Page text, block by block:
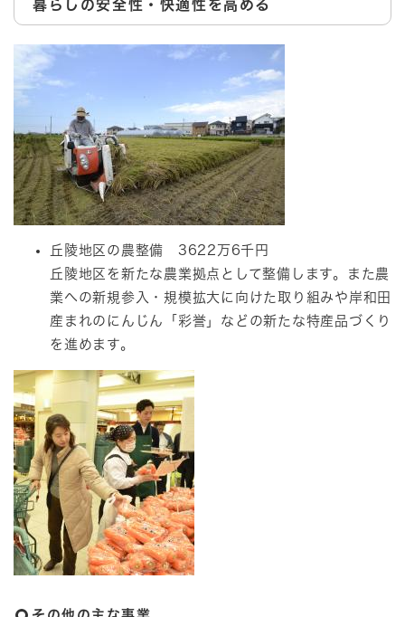
暮らしの安全性・快適性を高める
丘陵地区の農整備 3622万6千円
丘陵地区を新たな農業拠点として整備します。また農
業への新規参入・規模拡大に向けた取り組みや岸和田
産まれのにんじん「彩誉」などの新たな特産品づくり
を進めます。